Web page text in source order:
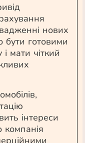
нових
бути готовими
мати чіткий
інтереси
компанія